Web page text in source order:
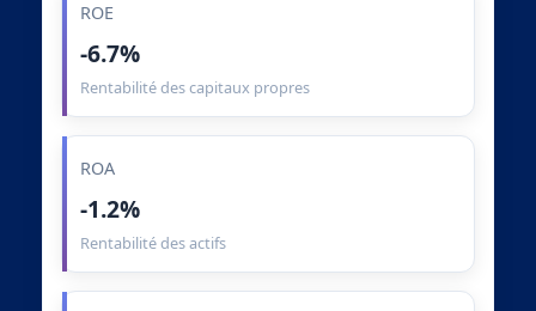
ROE
-6.7%
Rentabilité des capitaux propres
ROA
-1.2%
Rentabilité des actifs